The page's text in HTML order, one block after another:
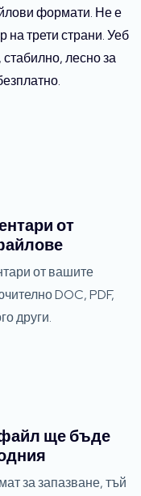
формати. Не е
трети страни. Уеб
лесно за
от
от вашите
DOC, PDF,
други.
ще бъде
за запазване, тъй